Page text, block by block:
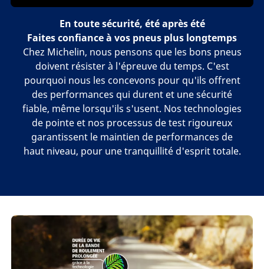
En toute sécurité, été après été
Faites confiance à vos pneus plus longtemps
Chez Michelin, nous pensons que les bons pneus
doivent résister à l'épreuve du temps. C'est
pourquoi nous les concevons pour qu'ils offrent
des performances qui durent et une sécurité
fiable, même lorsqu'ils s'usent. Nos technologies
de pointe et nos processus de test rigoureux
garantissent le maintien de performances de
haut niveau, pour une tranquillité d'esprit totale.